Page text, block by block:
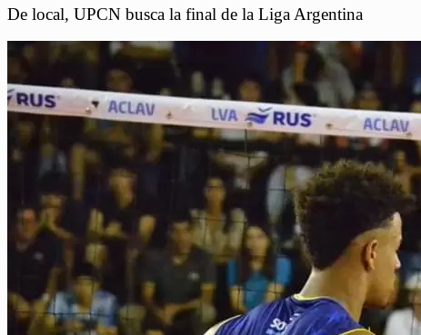
De local, UPCN busca la final de la Liga Argentina